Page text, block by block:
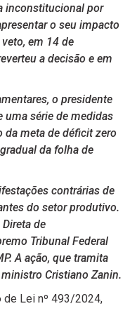
inconstitucional por
o seu impacto
em 14 de
a decisão e em
o presidente
uma série de medidas
da meta de déficit zero
da folha de
contrárias de
do setor produtivo.
de
Tribunal Federal
A ação, que tramita
Cristiano Zanin.
de Lei nº 493/2024,